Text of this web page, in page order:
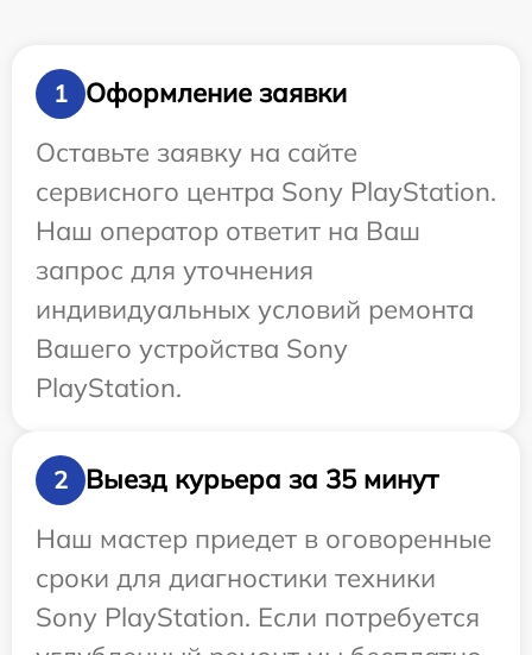
1
Оформление заявки
Оставьте заявку на сайте
сервисного центра Sony PlayStation.
Наш оператор ответит на Ваш
запрос для уточнения
индивидуальных условий ремонта
Вашего устройства Sony
PlayStation.
2
Выезд курьера за 35 минут
Наш мастер приедет в оговоренные
сроки для диагностики техники
Sony PlayStation. Если потребуется